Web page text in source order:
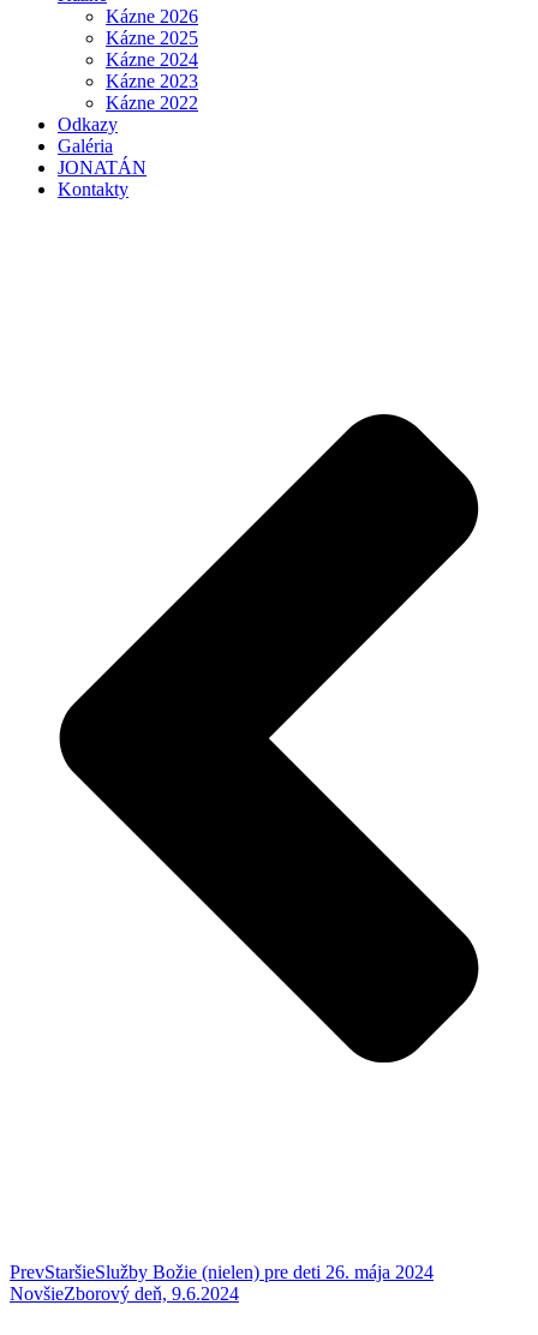
Kázne 2026
Kázne 2025
Kázne 2024
Kázne 2023
Kázne 2022
Odkazy
Galéria
JONATÁN
Kontakty
PrevStaršieSlužby Božie (nielen) pre deti 26. mája 2024
NovšieZborový deň, 9.6.2024